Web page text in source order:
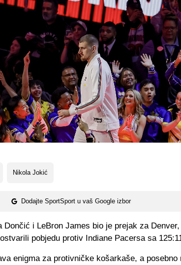
Nikola Jokić
Dodajte SportSport u vaš Google izbor
Dončić i LeBron James bio je prejak za
pobjedu protiv Indiane Pacersa sa
enigma za protivničke košarkaše, a posebno